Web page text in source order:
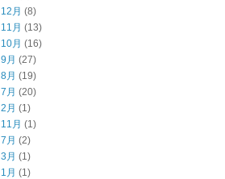
12月 (8)
11月 (13)
10月 (16)
9月 (27)
8月 (19)
7月 (20)
2月 (1)
11月 (1)
7月 (2)
3月 (1)
1月 (1)